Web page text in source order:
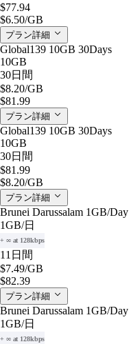
$77.94
$6.50/GB
プラン詳細
Global139 10GB 30Days
10GB
30日間
$8.20/GB
$81.99
プラン詳細
Global139 10GB 30Days
10GB
30日間
$81.99
$8.20/GB
プラン詳細
Brunei Darussalam 1GB/Day
1GB/日
+ ∞ at 128kbps
11日間
$7.49/GB
$82.39
プラン詳細
Brunei Darussalam 1GB/Day
1GB/日
+ ∞ at 128kbps